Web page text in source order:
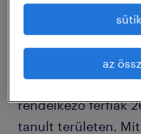
nők számára?
Az informatikai
mindössze 9%-a
végül, ezzel
rendelkező férfiak
tanult területen.
az